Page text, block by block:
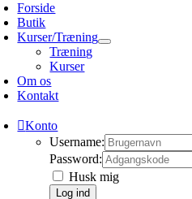
Forside
Butik
Kurser/Træning
Træning
Kurser
Om os
Kontakt
Konto
Username:
Password:
Husk mig